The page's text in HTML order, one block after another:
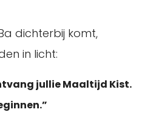
dichterbij komt,
in licht:
jullie Maaltijd Kist.